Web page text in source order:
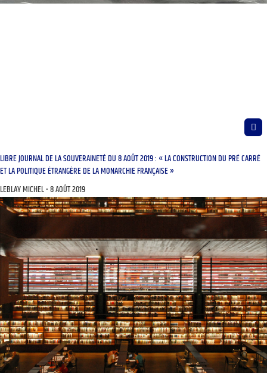
LIBRE JOURNAL DE LA SOUVERAINETÉ DU 8 AOÛT 2019 : « LA CONSTRUCTION DU PRÉ CARRÉ
ET LA POLITIQUE ÉTRANGÈRE DE LA MONARCHIE FRANÇAISE »
LEBLAY MICHEL 8 AOÛT 2019